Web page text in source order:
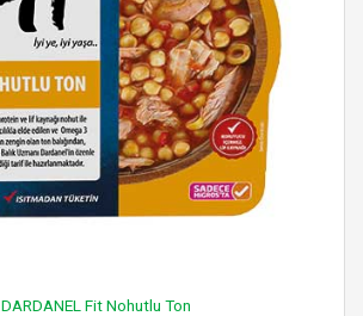
DARDANEL Fit Nohutlu Ton